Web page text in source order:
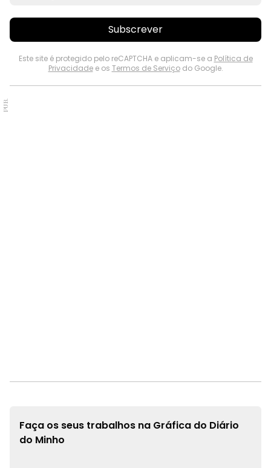
Subscrever
Este site é protegido pelo reCAPTCHA e aplicam-se a Política de
Privacidadee os Termos de Serviçodo Google.
PUB.
Faça os seus trabalhos na Gráfica do Diário
do Minho